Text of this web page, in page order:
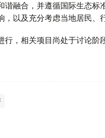
谐融合，并遵循国际生态
以及充分考虑当地居民、
，相关项目尚处于讨论阶段